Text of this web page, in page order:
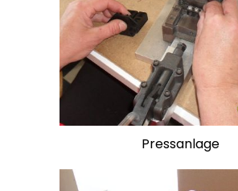
Pressanlage